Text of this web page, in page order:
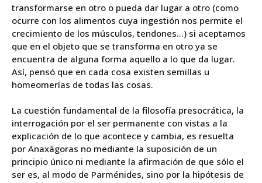
transformarse en otro o pueda dar lugar a otro (como
ocurre con los alimentos cuya ingestión nos permite el
crecimiento de los músculos, tendones…) si aceptamos
que en el objeto que se transforma en otro ya se
encuentra de alguna forma aquello a lo que da lugar.
Así, pensó que en cada cosa existen semillas u
homeomerías de todas las cosas.
La cuestión fundamental de la filosofía presocrática, la
interrogación por el ser permanente con vistas a la
explicación de lo que acontece y cambia, es resuelta
por Anaxágoras no mediante la suposición de un
principio único ni mediante la afirmación de que sólo el
ser es, al modo de Parménides, sino por la hipótesis de